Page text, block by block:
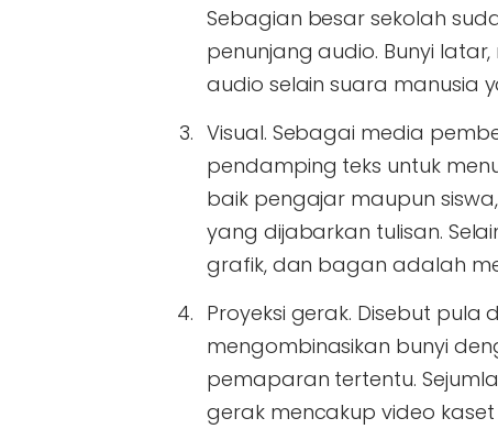
Sebagian besar sekolah
penunjang audio. Bunyi
audio selain suara manusia
Visual. Sebagai media
pendamping teks untuk
baik pengajar maupun
yang dijabarkan tulisan.
grafik, dan bagan adalah
Proyeksi gerak. Disebut pula
mengombinasikan bunyi
pemaparan tertentu.
gerak mencakup video kaset